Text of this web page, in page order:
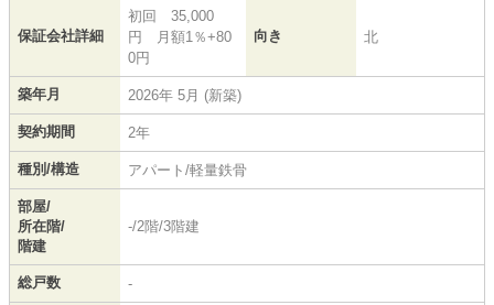
保証会社詳細
初回 35,000
円 月額1％+80
0円
向き 北
築年月 2026年 5月 (新築)
契約期間 2年
種別/構造 アパート/軽量鉄骨
部屋/
所在階/
階建
-/2階/3階建
総戸数 -